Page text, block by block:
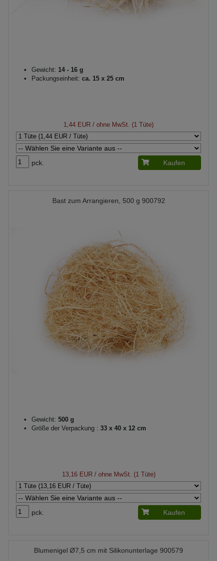
Gewicht: 14 - 16 g
Packungseinheit: ca. 15 x 25 cm
1,44 EUR / ohne MwSt. (1 Tüte)
pck. Kaufen
Bast zum Arrangieren, 500 g 900792
Gewicht: 500 g
Größe der Verpackung : 33 x 40 x 12 cm
13,16 EUR/ ohne MwSt. (1 Tüte)
pck. Kaufen
Blumenigel Ø7,5 cm mit Silikonunterlage 900579